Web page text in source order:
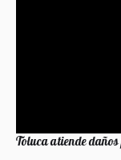
Toluca atiende